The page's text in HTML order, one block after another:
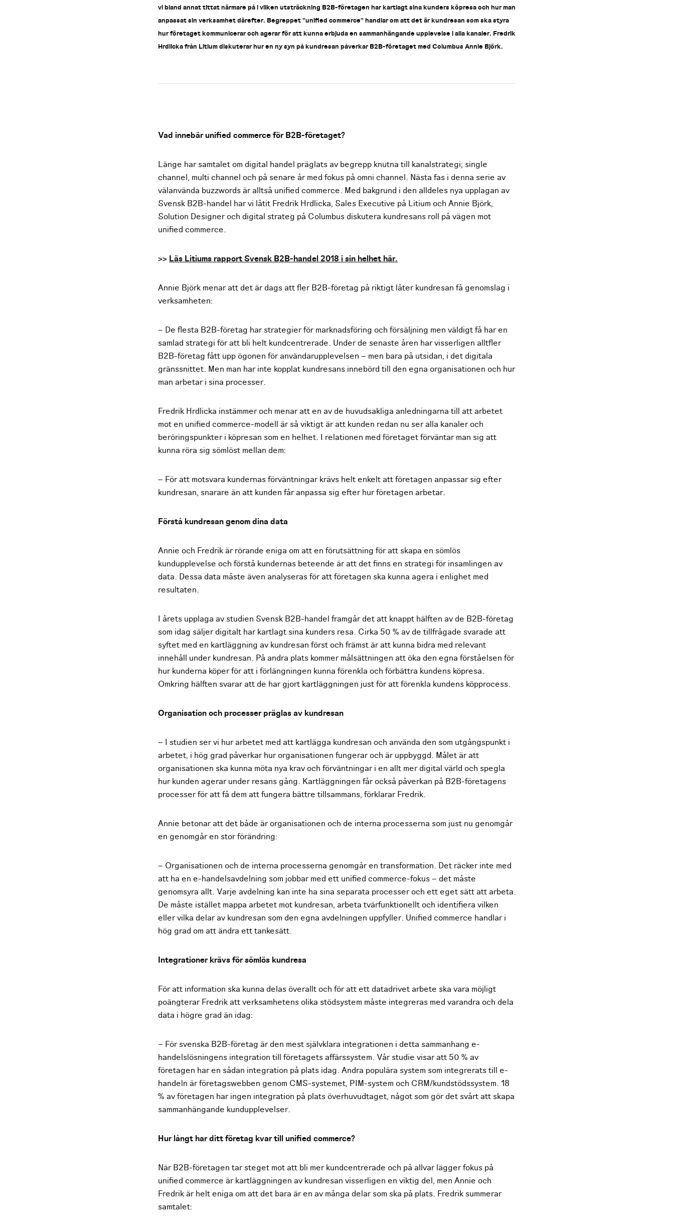
vi bland annat tittat närmare på i vilken utsträckning B2B-företagen har kartlagt sina kunders köpresa och hur man
anpassat sin verksamhet därefter. Begreppet ”unified commerce” handlar om att det är kundresan som ska styra
hur företaget kommunicerar och agerar för att kunna erbjuda en sammanhängande upplevelse i alla kanaler. Fredrik
Hrdlicka från Litium diskuterar hur en ny syn på kundresan påverkar B2B-företaget med Columbus Annie Björk.
Vad innebär unified commerce för B2B-företaget?
Länge har samtalet om digital handel präglats av begrepp knutna till kanalstrategi; single
channel, multi channel och på senare år med fokus på omni channel. Nästa fas i denna serie av
välanvända buzzwords är alltså unified commerce. Med bakgrund i den alldeles nya upplagan av
Svensk B2B-handel har vi låtit Fredrik Hrdlicka, Sales Executive på Litium och Annie Björk,
Solution Designer och digital strateg på Columbus diskutera kundresans roll på vägen mot
unified commerce.
>>Läs Litiums rapport Svensk B2B-handel 2018 i sin helhet här.
Annie Björk menar att det är dags att fler B2B-företag på riktigt låter kundresan få genomslag i
verksamheten:
– De flesta B2B-företag har strategier för marknadsföring och försäljning men väldigt få har en
samlad strategi för att bli helt kundcentrerade. Under de senaste åren har visserligen alltfler
B2B-företag fått upp ögonen för användarupplevelsen – men bara på utsidan, i det digitala
gränssnittet. Men man har inte kopplat kundresans innebörd till den egna organisationen och hur
man arbetar i sina processer.
Fredrik Hrdlicka instämmer och menar att en av de huvudsakliga anledningarna till att arbetet
mot en unified commerce-modell är så viktigt är att kunden redan nu ser alla kanaler och
beröringspunkter i köpresan som en helhet. I relationen med företaget förväntar man sig att
kunna röra sig sömlöst mellan dem:
– För att motsvara kundernas förväntningar krävs helt enkelt att företagen anpassar sig efter
kundresan, snarare än att kunden får anpassa sig efter hur företagen arbetar.
Förstå kundresan genom dina data
Annie och Fredrik är rörande eniga om att en förutsättning för att skapa en sömlös
kundupplevelse och förstå kundernas beteende är att det finns en strategi för insamlingen av
data. Dessa data måste även analyseras för att företagen ska kunna agera i enlighet med
resultaten.
I årets upplaga av studien Svensk B2B-handel framgår det att knappt hälften av de B2B-företag
som idag säljer digitalt har kartlagt sina kunders resa. Cirka 50 % av de tillfrågade svarade att
syftet med en kartläggning av kundresan först och främst är att kunna bidra med relevant
innehåll under kundresan. På andra plats kommer målsättningen att öka den egna förståelsen för
hur kunderna köper för att i förlängningen kunna förenkla och förbättra kundens köpresa.
Omkring hälften svarar att de har gjort kartläggningen just för att förenkla kundens köpprocess.
Organisation och processer präglas av kundresan
– I studien ser vi hur arbetet med att kartlägga kundresan och använda den som utgångspunkt i
arbetet, i hög grad påverkar hur organisationen fungerar och är uppbyggd. Målet är att
organisationen ska kunna möta nya krav och förväntningar i en allt mer digital värld och spegla
hur kunden agerar under resans gång. Kartläggningen får också påverkan på B2B-företagens
processer för att få dem att fungera bättre tillsammans, förklarar Fredrik.
Annie betonar att det både är organisationen och de interna processerna som just nu genomgår
en genomgår en stor förändring:
– Organisationen och de interna processerna genomgår en transformation. Det räcker inte med
att ha en e-handelsavdelning som jobbar med ett unified commerce-fokus – det måste
genomsyra allt. Varje avdelning kan inte ha sina separata processer och ett eget sätt att arbeta.
De måste istället mappa arbetet mot kundresan, arbeta tvärfunktionellt och identifiera vilken
eller vilka delar av kundresan som den egna avdelningen uppfyller. Unified commerce handlar i
hög grad om att ändra ett tankesätt.
Integrationer krävs för sömlös kundresa
För att information ska kunna delas överallt och för att ett datadrivet arbete ska vara möjligt
poängterar Fredrik att verksamhetens olika stödsystem måste integreras med varandra och dela
data i högre grad än idag:
– För svenska B2B-företag är den mest självklara integrationen i detta sammanhang e-
handelslösningens integration till företagets affärssystem. Vår studie visar att 50 % av
företagen har en sådan integration på plats idag. Andra populära system som integrerats till e-
handeln är företagswebben genom CMS-systemet, PIM-system och CRM/kundstödssystem. 18
% av företagen har ingen integration på plats överhuvudtaget, något som gör det svårt att skapa
sammanhängande kundupplevelser.
Hur långt har ditt företag kvar till unified commerce?
När B2B-företagen tar steget mot att bli mer kundcentrerade och på allvar lägger fokus på
unified commerce är kartläggningen av kundresan visserligen en viktig del, men Annie och
Fredrik är helt eniga om att det bara är en av många delar som ska på plats. Fredrik summerar
samtalet: